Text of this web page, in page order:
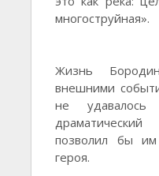
многоструйная».
Жизнь
внешними
не
позволил бы
героя.